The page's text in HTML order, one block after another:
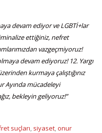
devam ediyor ve LGBTİ+lar
ettiğiniz, nefret
vazgeçmiyoruz!
devam ediyoruz! 12. Yargı
kurmaya çalıştığınız
Ayında mücadeleyi
bekleyin geliyoruz!”
suçları, siyaset,onur